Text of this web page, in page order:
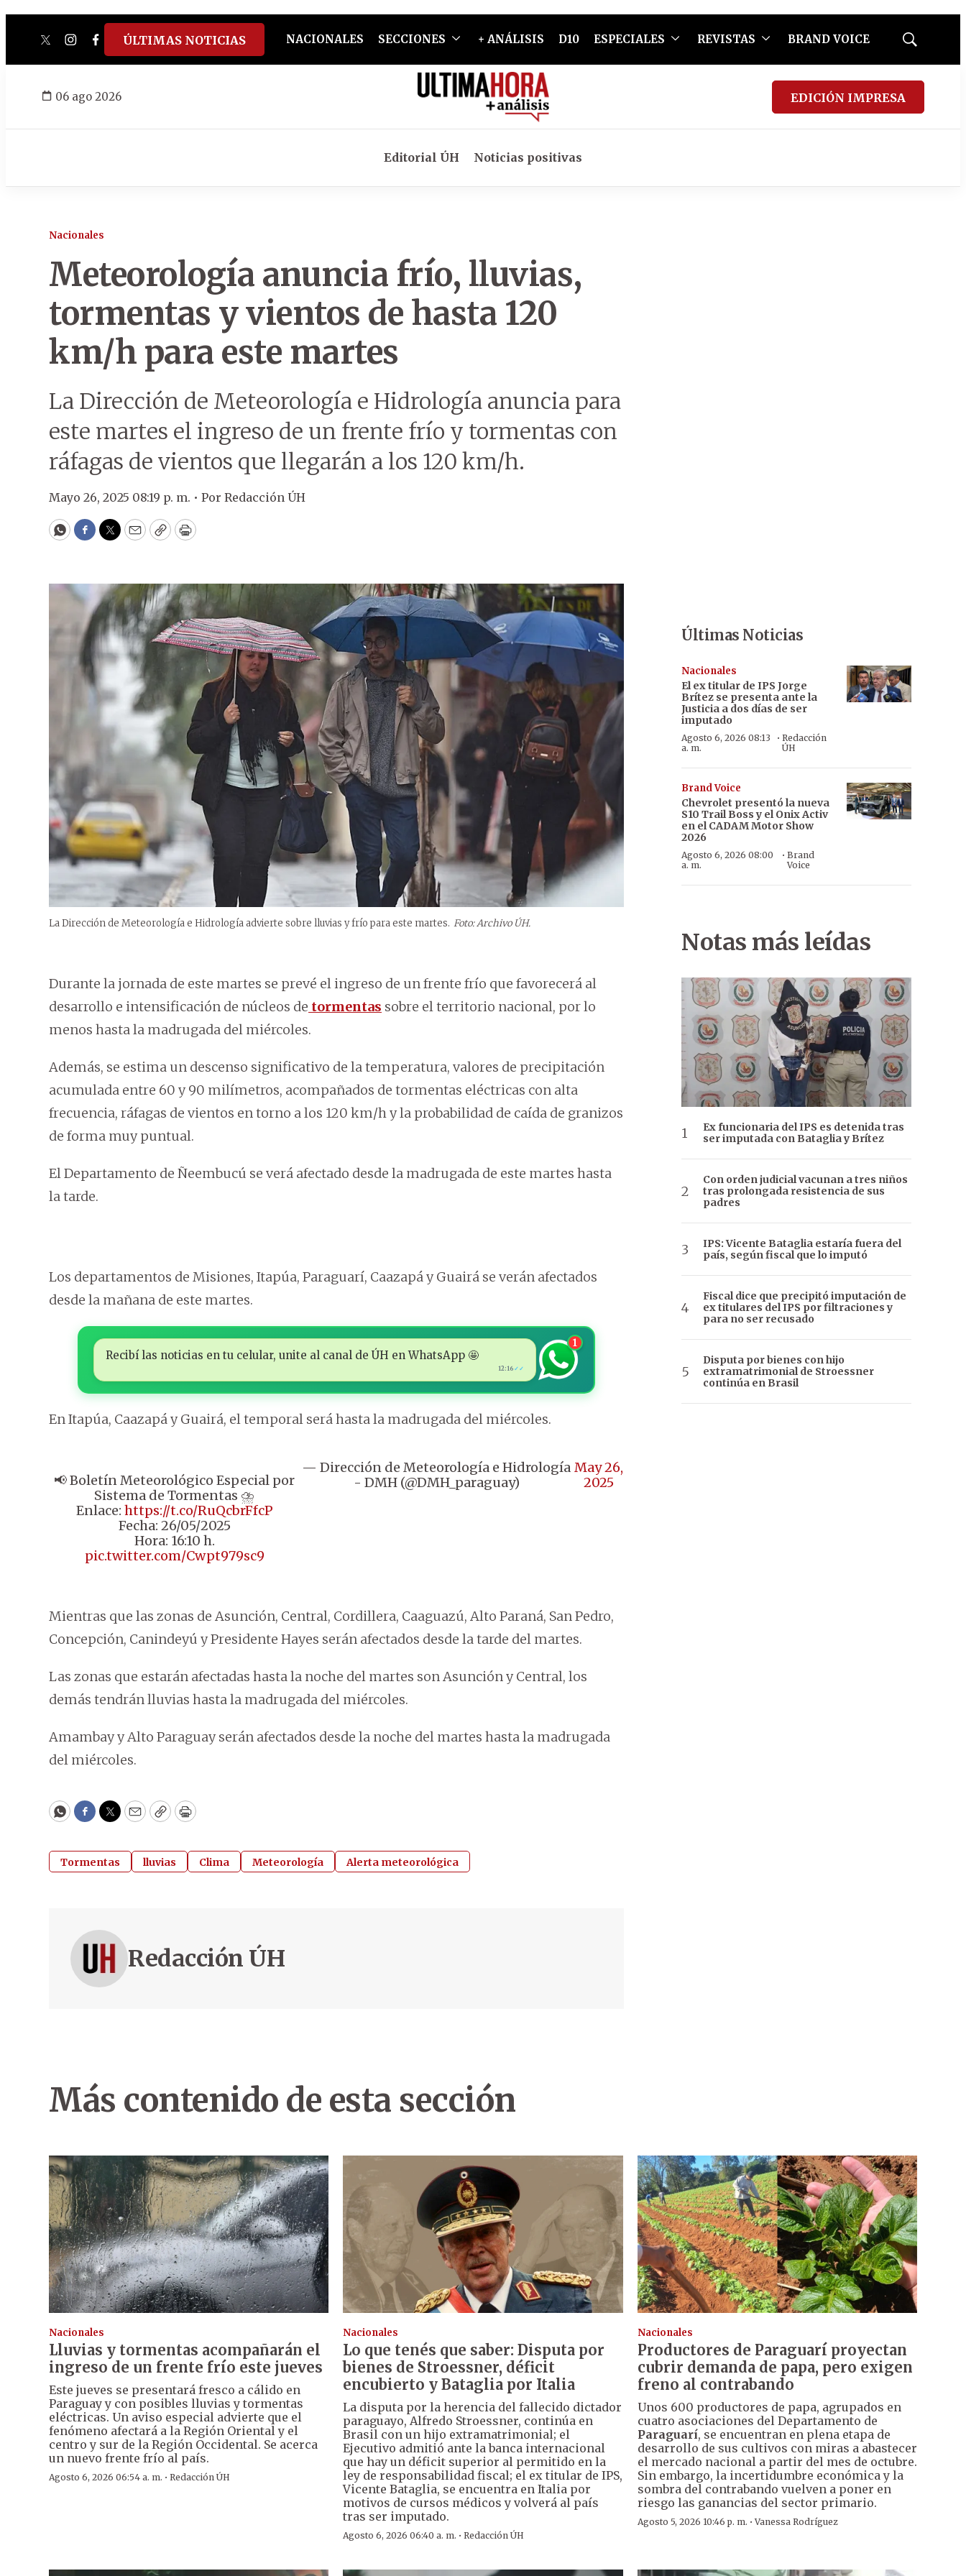
twitterinstagram
facebook
tiktokyoutube
spotify
ÚLTIMAS NOTICIAS NACIONALES SECCIONES + ANÁLISIS D10 ESPECIALES REVISTAS BRAND VOICE
Mostrar
06 ago 2026 EDICIÓN IMPRESA
Editorial ÚH Noticias positivas
Nacionales
Meteorología anuncia frío, lluvias,
tormentas y vientos de hasta 120
km/h para este martes
La Dirección de Meteorología e Hidrología anuncia para
este martes el ingreso de un frente frío y tormentas con
ráfagas de vientos que llegarán a los 120 km/h.
Mayo 26, 2025 08:19 p. m. • Por Redacción ÚH
WhatsApp
Facebook
Twitter
EmailCopyPrint
La Dirección de Meteorología e Hidrología advierte sobre lluvias y frío para este martes. Foto: Archivo ÚH.
Durante la jornada de este martes se prevé el ingreso de un frente frío que favorecerá al
desarrollo e intensificación de núcleos de tormentas sobre el territorio nacional, por lo
menos hasta la madrugada del miércoles.
Además, se estima un descenso significativo de la temperatura, valores de precipitación
acumulada entre 60 y 90 milímetros, acompañados de tormentas eléctricas con alta
frecuencia, ráfagas de vientos en torno a los 120 km/h y la probabilidad de caída de granizos
de forma muy puntual.
El Departamento de Ñeembucú se verá afectado desde la madrugada de este martes hasta
la tarde.
Los departamentos de Misiones, Itapúa, Paraguarí, Caazapá y Guairá se verán afectados
desde la mañana de este martes.
Recibí las noticias en tu celular, unite al canal de ÚH en WhatsApp 🤩
12:16 ✓✓
1
En Itapúa, Caazapá y Guairá, el temporal será hasta la madrugada del miércoles.
📢 Boletín Meteorológico Especial por
Sistema de Tormentas ⛈
Enlace: https://t.co/RuQcbrFfcP
Fecha: 26/05/2025
Hora: 16:10 h.
pic.twitter.com/Cwpt979sc9
— Dirección de Meteorología e Hidrología
- DMH (@DMH_paraguay)
May 26,
2025
Mientras que las zonas de Asunción, Central, Cordillera, Caaguazú, Alto Paraná, San Pedro,
Concepción, Canindeyú y Presidente Hayes serán afectados desde la tarde del martes.
Las zonas que estarán afectadas hasta la noche del martes son Asunción y Central, los
demás tendrán lluvias hasta la madrugada del miércoles.
Amambay y Alto Paraguay serán afectados desde la noche del martes hasta la madrugada
del miércoles.
WhatsApp
Facebook
Twitter
EmailCopyPrint
Tormentas lluvias Clima Meteorología Alerta meteorológica
Redacción ÚH
Últimas Noticias
Nacionales
El ex titular de IPS Jorge
Brítez se presenta ante la
Justicia a dos días de ser
imputado
Agosto 6, 2026 08:13
a. m.
· Redacción
ÚH
Brand Voice
Chevrolet presentó la nueva
S10 Trail Boss y el Onix Activ
en el CADAM Motor Show
2026
Agosto 6, 2026 08:00
a. m.
·Brand
Voice
Notas más leídas
Ex funcionaria del IPS es detenida tras
ser imputada con Bataglia y Brítez
Con orden judicial vacunan a tres niños
tras prolongada resistencia de sus
padres
IPS: Vicente Bataglia estaría fuera del
país, según fiscal que lo imputó
Fiscal dice que precipitó imputación de
ex titulares del IPS por filtraciones y
para no ser recusado
Disputa por bienes con hijo
extramatrimonial de Stroessner
continúa en Brasil
Más contenido de esta sección
Nacionales
Lluvias y tormentas acompañarán el
ingreso de un frente frío este jueves
Este jueves se presentará fresco a cálido en
Paraguay y con posibles lluvias y tormentas
eléctricas. Un aviso especial advierte que el
fenómeno afectará a la Región Oriental y el
centro y sur de la Región Occidental. Se acerca
un nuevo frente frío al país.
Agosto 6, 2026 06:54 a. m. · Redacción ÚH
Nacionales
Lo que tenés que saber: Disputa por
bienes de Stroessner, déficit
encubierto y Bataglia por Italia
La disputa por la herencia del fallecido dictador
paraguayo, Alfredo Stroessner, continúa en
Brasil con un hijo extramatrimonial; el
Ejecutivo admitió ante la banca internacional
que hay un déficit superior al permitido en la
ley de responsabilidad fiscal; el ex titular de IPS,
Vicente Bataglia, se encuentra en Italia por
motivos de cursos médicos y volverá al país
tras ser imputado.
Agosto 6, 2026 06:40 a. m. ·Redacción ÚH
Nacionales
Productores de Paraguarí proyectan
cubrir demanda de papa, pero exigen
freno al contrabando
Unos 600 productores de papa, agrupados en
cuatro asociaciones del Departamento de
Paraguarí, se encuentran en plena etapa de
desarrollo de sus cultivos con miras a abastecer
el mercado nacional a partir del mes de octubre.
Sin embargo, la incertidumbre económica y la
sombra del contrabando vuelven a poner en
riesgo las ganancias del sector primario.
Agosto 5, 2026 10:46 p. m. ·Vanessa Rodríguez